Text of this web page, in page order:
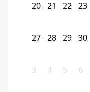
20 21 22 23
27 28 29 30
3 4 5 6